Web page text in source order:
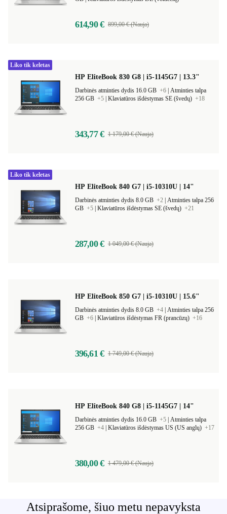
614,90 € 899,00 € (Nauja)
HP EliteBook 830 G8 | i5-1145G7 | 13.3"
Darbinės atminties dydis 16.0 GB +6 Atminties talpa
256 GB +5 Klaviatūros išdėstymas SE (švedų) +18
343,77 € 1 179,00 € (Nauja)
Liko tik keletas
HP EliteBook 840 G7 | i5-10310U | 14"
Darbinės atminties dydis 8.0 GB +2 Atminties talpa 256
GB +5 Klaviatūros išdėstymas SE (švedų) +21
287,00 € 1 049,00 € (Nauja)
Liko tik keletas
HP EliteBook 850 G7 | i5-10310U | 15.6"
Darbinės atminties dydis 8.0 GB +4 Atminties talpa 256
GB +6 Klaviatūros išdėstymas FR (prancūzų) +16
396,61 € 1 749,00 € (Nauja)
HP EliteBook 840 G8 | i5-1145G7 | 14"
Darbinės atminties dydis 16.0 GB +5 Atminties talpa
256 GB +4 Klaviatūros išdėstymas US (US anglų) +17
380,00 € 1 479,00 € (Nauja)
Atsiprašome, šiuo metu nepavyksta